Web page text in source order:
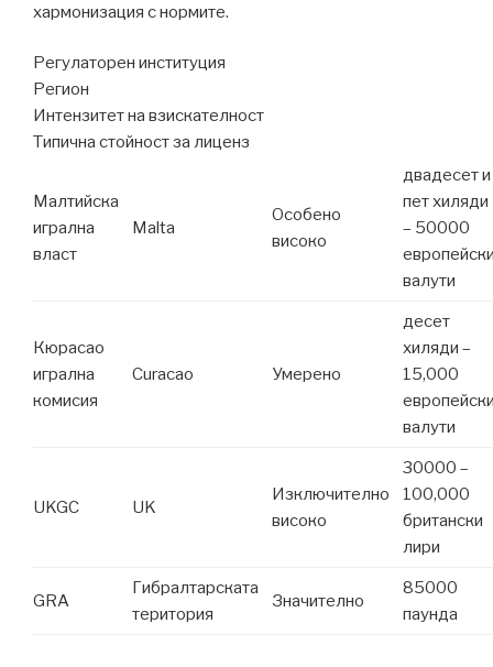
хармонизация с нормите.
Регулаторен институция
Регион
Интензитет на взискателност
Типична стойност за лиценз
Малтийска
игрална
власт
Malta
Особено
високо
двадесет и
пет хиляди
– 50000
валути
Кюрасао
игрална
комисия
Curacao Умерено
десет
хиляди –
15,000
валути
UKGC UK
Изключително
високо
30000 –
100,000
британски
лири
GRA
Гибралтарската
територия
Значително
85000
паунда